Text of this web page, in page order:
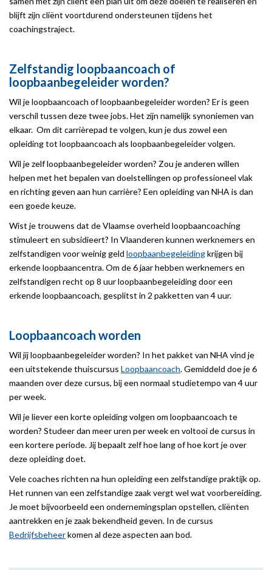
blijft zijn cliënt voortdurend ondersteunen tijdens het
coachingstraject.
Zelfstandig loopbaancoach of
loopbaanbegeleider worden?
Wil je loopbaancoach of loopbaanbegeleider worden? Er is geen
verschil tussen deze twee jobs. Het zijn namelijk synoniemen van
elkaar. Om dit carrièrepad te volgen, kun je dus zowel een
opleiding tot loopbaancoach als loopbaanbegeleider volgen.
Wil je zelf loopbaanbegeleider worden? Zou je anderen willen
helpen met het bepalen van doelstellingen op professioneel vlak
en richting geven aan hun carrière? Een opleiding van NHA is dan
een goede keuze.
Wist je trouwens dat de Vlaamse overheid loopbaancoaching
stimuleert en subsidieert? In Vlaanderen kunnen werknemers en
zelfstandigen voor weinig geld loopbaanbegeleidingkrijgen bij
erkende loopbaancentra. Om de 6 jaar hebben werknemers en
zelfstandigen recht op 8 uur loopbaanbegeleiding door een
erkende loopbaancoach, gesplitst in 2 pakketten van 4 uur.
Loopbaancoach worden
Wil jij loopbaanbegeleider worden? In het pakket van NHA vind je
een uitstekende thuiscursus Loopbaancoach. Gemiddeld doe je 6
maanden over deze cursus, bij een normaal studietempo van 4 uur
per week.
Wil je liever een korte opleiding volgen om loopbaancoach te
worden? Studeer dan meer uren per week en voltooi de cursus in
een kortere periode. Jij bepaalt zelf hoe lang of hoe kort je over
deze opleiding doet.
Vele coaches richten na hun opleiding een zelfstandige praktijk op.
Het runnen van een zelfstandige zaak vergt wel wat voorbereiding.
Je moet bijvoorbeeld een ondernemingsplan opstellen, cliënten
aantrekken en je zaak bekendheid geven. In de cursus
Bedrijfsbeheerkomen al deze aspecten aan bod.